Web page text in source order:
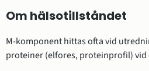
Om hälsotillståndet
M-komponent hittas ofta vid
proteiner (elfores, proteinprofil) vid